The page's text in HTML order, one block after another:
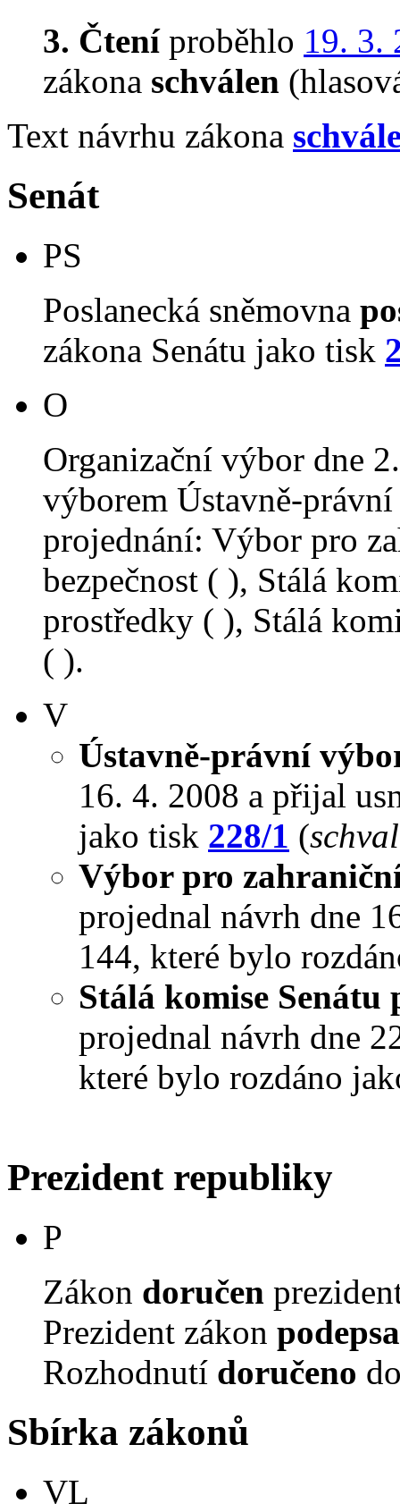
3. Čteníproběhlo 19. 3.
zákona schválen
Text návrhu zákona
Senát
PS
Poslanecká sněmovna
zákona Senátu jako tisk
O
Organizační výbor dne
výborem Ústavně-
projednání: Výbor pro
bezpečnost ( ), Stálá
prostředky ( ), Stálá
( ).
V
Ústavně-právní
16. 4. 2008 a přijal
jako tisk 228/1 (
Výbor pro
projednal návrh dne
144, které bylo
Stálá komise
projednal návrh dne
které bylo rozdáno
Prezident republiky
P
Zákon doručen
Prezident zákon
Rozhodnutí doručeno
Sbírka zákonů
VL